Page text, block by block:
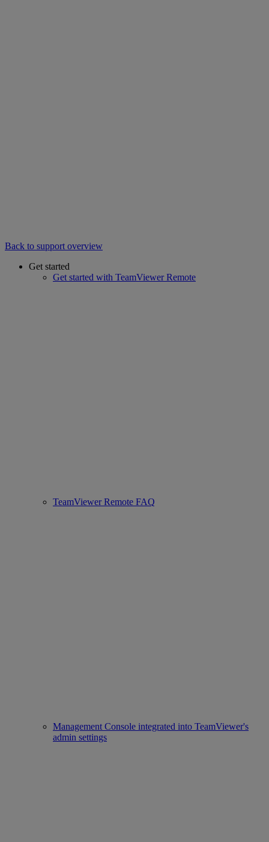
Back to support overview
Get started
Get started with TeamViewer Remote
TeamViewer Remote FAQ
Management Console integrated into TeamViewer's
admin settings